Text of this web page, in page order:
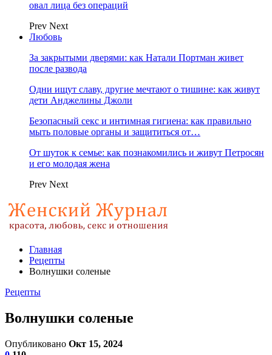
овал лица без операций
Prev Next
Любовь
За закрытыми дверями: как Натали Портман живет
после развода
Одни ищут славу, другие мечтают о тишине: как живут
дети Анджелины Джоли
Безопасный секс и интимная гигиена: как правильно
мыть половые органы и защититься от…
От шуток к семье: как познакомились и живут Петросян
и его молодая жена
Prev Next
Главная
Рецепты
Волнушки соленые
Рецепты
Волнушки соленые
Опубликовано Окт 15, 2024